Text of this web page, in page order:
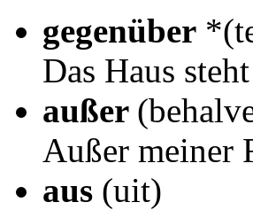
gegenüber
Das Haus
außer
Außer meiner
aus (uit)